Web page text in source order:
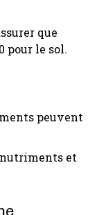
que
pour le sol.
peuvent
et